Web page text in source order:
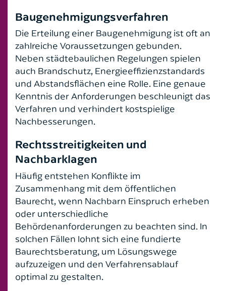
Sozialversicherungsrecht
Strafrecht
Unfallrecht
Verkehrsstrafrecht
Verkehrsrecht
Vertragsrecht
Werkvertragsrecht
Öffentliches Baurecht
Baugenehmigungsverfahren
Die Erteilung einer Baugenehmigung ist oft an
zahlreiche Voraussetzungen gebunden.
Neben städtebaulichen Regelungen spielen
auch Brandschutz, Energieeffizienzstandards
und Abstandsflächen eine Rolle. Eine genaue
Kenntnis der Anforderungen beschleunigt das
Verfahren und verhindert kostspielige
Nachbesserungen.
Rechtsstreitigkeiten und
Nachbarklagen
Häufig entstehen Konflikte im
Zusammenhang mit dem öffentlichen
Baurecht, wenn Nachbarn Einspruch erheben
oder unterschiedliche
Behördenanforderungen zu beachten sind. In
solchen Fällen lohnt sich eine fundierte
Baurechtsberatung, um Lösungswege
aufzuzeigen und den Verfahrensablauf
optimal zu gestalten.